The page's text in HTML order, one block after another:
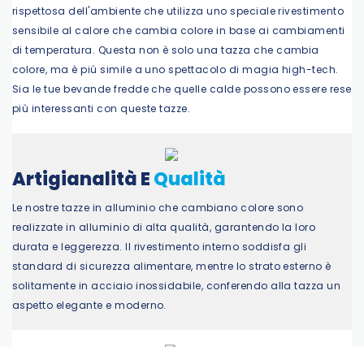
rispettosa dell'ambiente che utilizza uno speciale rivestimento
sensibile al calore che cambia colore in base ai cambiamenti
di temperatura. Questa non è solo una tazza che cambia
colore, ma è più simile a uno spettacolo di magia high-tech.
Sia le tue bevande fredde che quelle calde possono essere rese
più interessanti con queste tazze.
Artigianalità EQualità
Le nostre tazze in alluminio che cambiano colore sono
realizzate in alluminio di alta qualità, garantendo la loro
durata e leggerezza. Il rivestimento interno soddisfa gli
standard di sicurezza alimentare, mentre lo strato esterno è
solitamente in acciaio inossidabile, conferendo alla tazza un
aspetto elegante e moderno.